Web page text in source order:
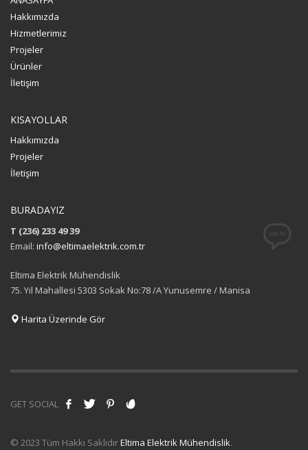
Hakkımızda
Hizmetlerimiz
Projeler
Ürünler
İletişim
KISAYOLLAR
Hakkımızda
Projeler
İletişim
BURADAYIZ
T (236) 233 49 39
Email: info@eltimaelektrik.com.tr
Eltima Elektrik Mühendislik
75. Yıl Mahallesi 5303 Sokak No:78 /A Yunusemre / Manisa
Harita Üzerinde Gör
GET SOCIAL
© 2023 Tüm Hakkı SaklıdırEltima Elektrik Mühendislik.